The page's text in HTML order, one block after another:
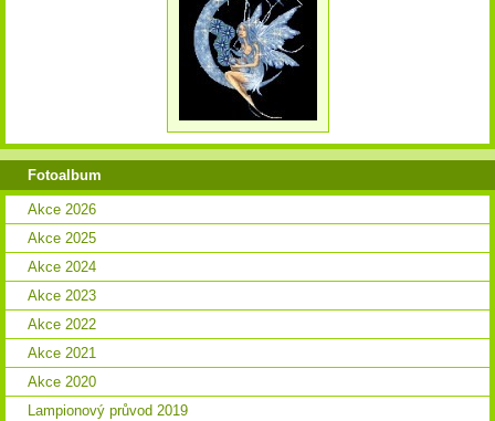
Fotoalbum
Akce 2026
Akce 2025
Akce 2024
Akce 2023
Akce 2022
Akce 2021
Akce 2020
Lampionový průvod 2019